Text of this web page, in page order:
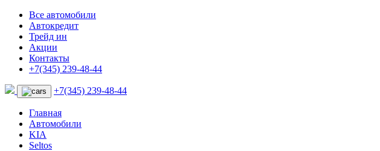
Все автомобили
Автокредит
Трейд ин
Акции
Контакты
+7(345) 239-48-44
+7(345) 239-48-44
Главная
Автомобили
KIA
Seltos